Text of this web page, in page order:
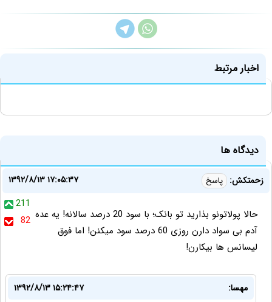
اخبار مرتبط
دیدگاه ها
زحمتکش: پاسخ
۱۳۹۲/۸/۱۳ ۱۷:۰۵:۳۷
211
82 حالا پولاتونو بذارید تو بانک؛ با سود 20 درصد سالانه! یه عده
آدم بی سواد دارن روزی 60 درصد سود میکنن! اما فوق
لیسانس ها بیکارن!
مهسا:
۱۳۹۲/۸/۱۳ ۱۵:۲۴:۴۷